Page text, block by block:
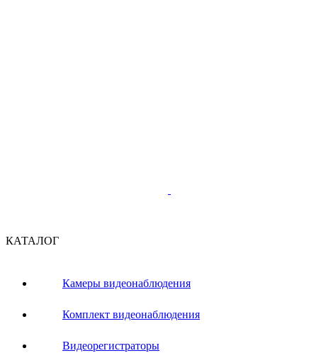
КАТАЛОГ
Камеры видеонаблюдения
Комплект видеонаблюдения
Видеорегистраторы